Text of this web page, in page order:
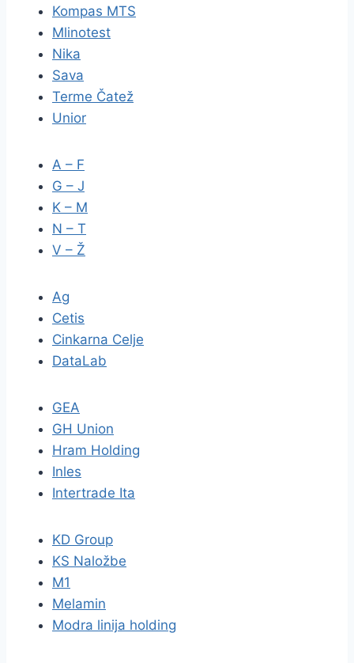
Kompas MTS
Mlinotest
Nika
Sava
Terme Čatež
Unior
A – F
G – J
K – M
N – T
V – Ž
Ag
Cetis
Cinkarna Celje
DataLab
GEA
GH Union
Hram Holding
Inles
Intertrade Ita
KD Group
KS Naložbe
M1
Melamin
Modra linija holding